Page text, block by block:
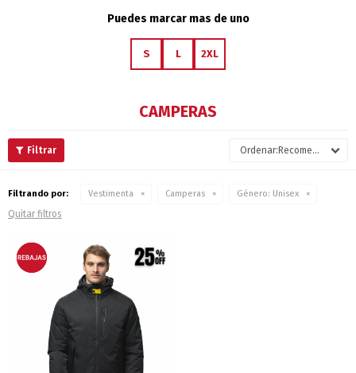
Puedes marcar mas de uno
S L 2XL
CAMPERAS
Recomendados
Filtrando por: Vestimenta Camperas Género: Unisex
Quitar filtros